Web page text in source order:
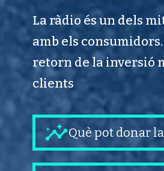
La ràdio és un dels
amb els
retorn de la inversió
clients
Què pot donar